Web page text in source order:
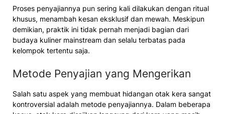
Proses penyajiannya pun sering kali dilakukan dengan ritual
khusus, menambah kesan eksklusif dan mewah. Meskipun
demikian, praktik ini tidak pernah menjadi bagian dari
budaya kuliner mainstream dan selalu terbatas pada
kelompok tertentu saja.
Metode Penyajian yang Mengerikan
Salah satu aspek yang membuat hidangan otak kera sangat
kontroversial adalah metode penyajiannya. Dalam beberapa